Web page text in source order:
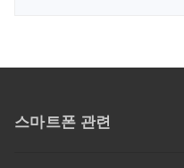
스마트폰 관련